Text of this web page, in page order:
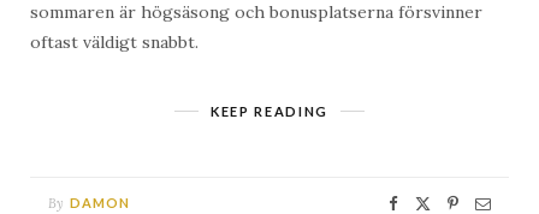
sommaren är högsäsong och bonusplatserna försvinner
oftast väldigt snabbt.
KEEP READING
By DAMON